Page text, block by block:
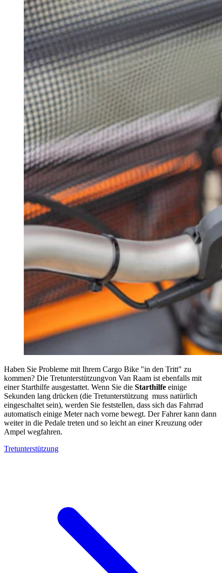
Haben Sie Probleme mit Ihrem Cargo Bike "in den Tritt" zu
kommen? Die Tretunterstützungvon Van Raam ist ebenfalls mit
einer Starthilfe ausgestattet. Wenn Sie die Starthilfe einige
Sekunden lang drücken (die Tretunterstützung muss natürlich
eingeschaltet sein), werden Sie feststellen, dass sich das Fahrrad
automatisch einige Meter nach vorne bewegt. Der Fahrer kann dann
weiter in die Pedale treten und so leicht an einer Kreuzung oder
Ampel wegfahren.
Tretunterstützung